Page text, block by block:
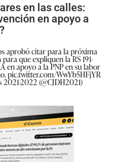
en las calles:
en apoyo a
aprobó citar para la próxima
que expliquen la RS 191-
en apoyo a la PNP en su labor
pic.twitter.com/WwYb5HFjYR
2022 (@CJDH2021)